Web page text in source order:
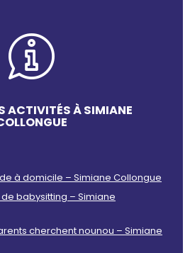
ACTIVITÉS À SIMIANE
à domicile – Simiane Collongue
babysitting – Simiane
cherchent nounou – Simiane